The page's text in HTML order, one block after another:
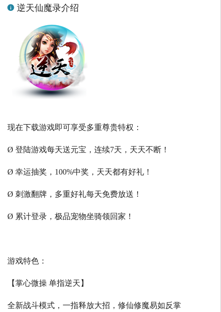
逆天仙魔录介绍
现在下载游戏即可享受多重尊贵特权：
Ø 登陆游戏每天送元宝，连续7天，天天不断！
Ø 幸运抽奖，100%中奖，天天都有好礼！
Ø 刺激翻牌，多重好礼每天免费放送！
Ø 累计登录，极品宠物坐骑领回家！
游戏特色：
【掌心微操 单指逆天】
全新战斗模式，一指释放大招，修仙修魔易如反掌